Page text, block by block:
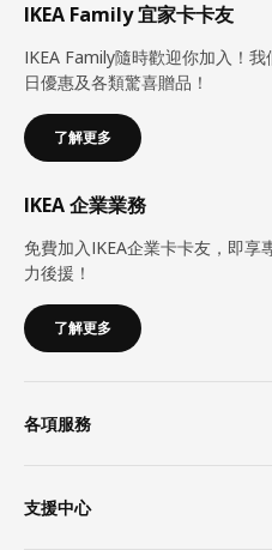
IKEA Family 宜家卡卡友
IKEA Family隨時歡迎你加入！
日優惠及各類驚喜贈品！
了解更多
IKEA 企業業務
免費加入IKEA企業卡卡友，即享
力後援！
了解更多
各項服務
支援中心